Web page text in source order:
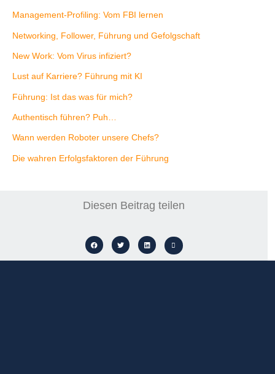
Management-Profiling: Vom FBI lernen
Networking, Follower, Führung und Gefolgschaft
New Work: Vom Virus infiziert?
Lust auf Karriere? Führung mit KI
Führung: Ist das was für mich?
Authentisch führen? Puh…
Wann werden Roboter unsere Chefs?
Die wahren Erfolgsfaktoren der Führung
Diesen Beitrag teilen